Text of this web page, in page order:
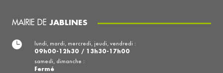
MAIRIE DE JABLINES
lundi, mardi, mercredi, jeudi, vendredi :
09h00-12h30 / 13h30-17h00
samedi, dimanche :
Fermé